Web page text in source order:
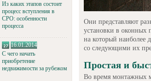
Из каких этапов состоит
процесс вступления в
СРО: особенности
процесса
16.01.2014
С чего начать
приобретение
недвижимости за рубежом
Они представляют
установки в оконных
на который наиболее
со следующими их
Простая и
Во время монтажных